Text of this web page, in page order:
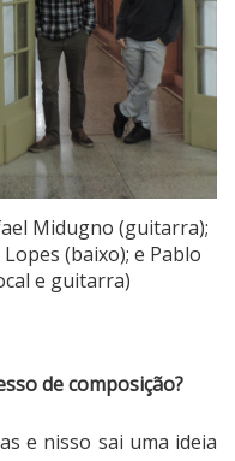
Midugno (guitarra);
(baixo); e Pablo
e guitarra)
de composição?
e nisso sai uma ideia